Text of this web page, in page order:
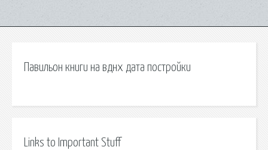
Павильон книги на вднх дата постройки
Links to Important Stuff